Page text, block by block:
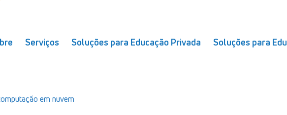
Serviços Soluções para Educação Privada Soluções para
em nuvem